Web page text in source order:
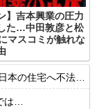
】吉本興業の圧力
た…中田敦彦と松
マスコミが触れな
法侵入する動画を投稿
は…